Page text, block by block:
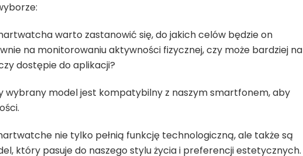
warto zastanowić się, do jakich celów będzie on
na monitorowaniu aktywności fizycznej, czy może bardziej na
dostępie do aplikacji?
wybrany model jest kompatybilny z naszym smartfonem, aby
nie tylko pełnią funkcję technologiczną, ale także są
który pasuje do naszego stylu życia i preferencji estetycznych.